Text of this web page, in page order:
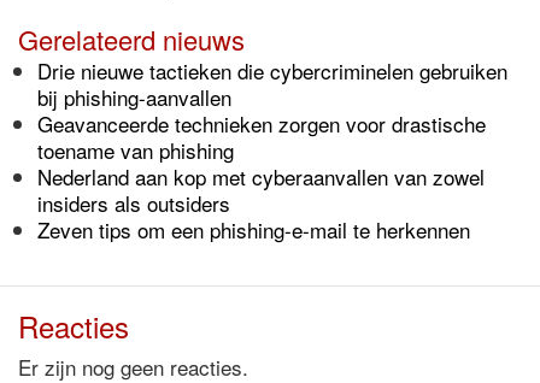
Gerelateerd nieuws
Drie nieuwe tactieken die cybercriminelen gebruiken
bij phishing-aanvallen
Geavanceerde technieken zorgen voor drastische
toename van phishing
Nederland aan kop met cyberaanvallen van zowel
insiders als outsiders
Zeven tips om een phishing-e-mail te herkennen
Reacties
Er zijn nog geen reacties.